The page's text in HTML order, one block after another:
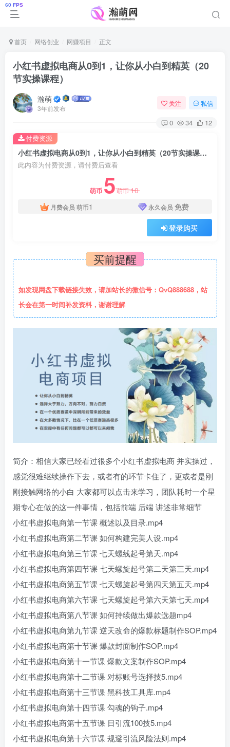
首页 网络创业 网赚项目 正文
小红书虚拟电商从0到1，让你从小白到精英（20
节实操课程）
瀚萌
3年前发布
关注 私信
0 34 12
小红书虚拟电商从0到1，让你从小白到精英（20节实操课程）
此内容为付费资源，请付费后查看
萌币 5萌币10
月费会员 萌币1 永久会员 免费
登录购买
付费资源
买前提醒
如发现网盘下载链接失效，请加站长的微信号：QvQ888688，站
长会在第一时间补发资料，谢谢理解
简介：相信大家已经看过很多个小红书虚拟电商 并实操过，
感觉很难继续操作下去，或者有的环节卡住了，更或者是刚
刚接触网络的小白 大家都可以点击来学习，团队耗时一个星
期专心在做的这一件事情，包括前端 后端 讲述非常细节
小红书虚拟电商第一节课 概述以及目录.mp4
小红书虚拟电商第二节课 如何构建完美人设.mp4
小红书虚拟电商第三节课 七天螺线起号第天.mp4
小红书虚拟电商第四节课 七天螺旋起号第二天第三天.mp4
小红书虚拟电商第五节课 七天螺旋起号第四天第五天.mp4
小红书虚拟电商第六节课 七天螺旋起号第六天第七天.mp4
小红书虚拟电商第八节课 如何持续做出爆款选题mp4
小红书虚拟电商第九节课 逆天改命的爆款标题制作SOP.mp4
小红书虚拟电商第十节课 爆款封面制作SOP.mp4
小红书虚拟电商第十一节课 爆款文案制作SOP.mp4
小红书虚拟电商第十二节课 对标账号选择技5.mp4
小红书虚拟电商第十三节课 黑科技工具库.mp4
小红书虚拟电商第十四节课 勾魂的钩子.mp4
小红书虚拟电商第十五节课 日引流100技5.mp4
小红书虚拟电商第十六节课 规避引流风险法则.mp4